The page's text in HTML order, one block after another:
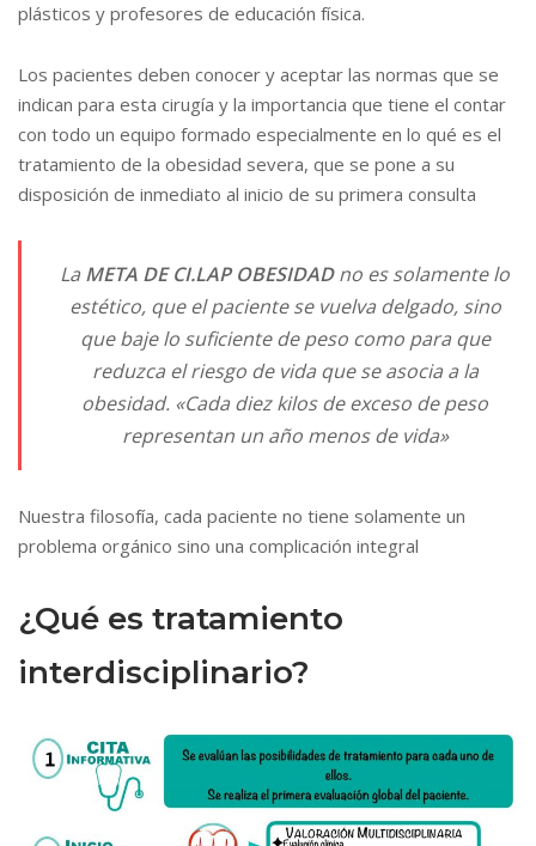
plásticos y profesores de educación física.
Los pacientes deben conocer y aceptar las normas que se
indican para esta cirugía y la importancia que tiene el contar
con todo un equipo formado especialmente en lo qué es el
tratamiento de la obesidad severa, que se pone a su
disposición de inmediato al inicio de su primera consulta
La META DE CI.LAP OBESIDADno es solamente lo
estético, que el paciente se vuelva delgado, sino
que baje lo suficiente de peso como para que
reduzca el riesgo de vida que se asocia a la
obesidad. «Cada diez kilos de exceso de peso
representan un año menos de vida»
Nuestra filosofía, cada paciente no tiene solamente un
problema orgánico sino una complicación integral
¿Qué es tratamiento
interdisciplinario?